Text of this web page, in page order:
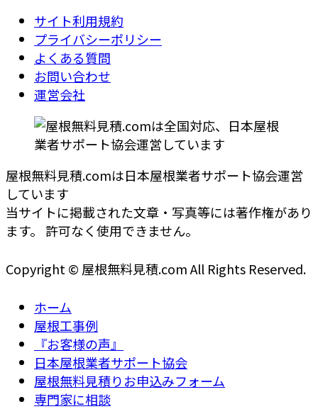
サイト利用規約
プライバシーポリシー
よくある質問
お問い合わせ
運営会社
屋根無料見積.comは日本屋根業者サポート協会運営
しています
当サイトに掲載された文章・写真等には著作権があり
ます。 許可なく使用できません。
Copyright © 屋根無料見積.com All Rights Reserved.
ホーム
屋根工事例
『お客様の声』
日本屋根業者サポート協会
屋根無料見積りお申込みフォーム
専門家に相談